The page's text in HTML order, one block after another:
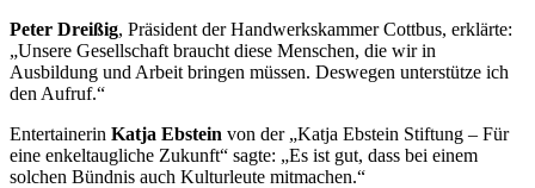
Peter Dreißig, Präsident der Handwerkskammer Cottbus, erklärte:
„Unsere Gesellschaft braucht diese Menschen, die wir in
Ausbildung und Arbeit bringen müssen. Deswegen unterstütze ich
den Aufruf.“
Entertainerin Katja Ebstein von der „Katja Ebstein Stiftung – Für
eine enkeltaugliche Zukunft“ sagte: „Es ist gut, dass bei einem
solchen Bündnis auch Kulturleute mitmachen.“